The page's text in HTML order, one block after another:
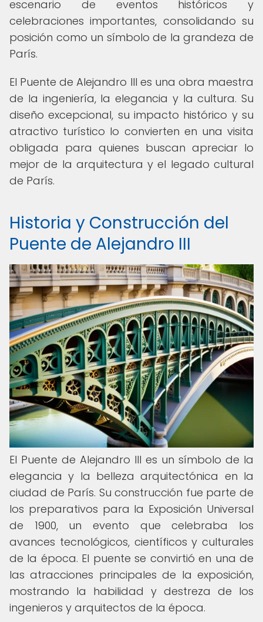
escenario de eventos históricos y
celebraciones importantes, consolidando su
posición como un símbolo de la grandeza de
París.
El Puente de Alejandro III es una obra maestra
de la ingeniería, la elegancia y la cultura. Su
diseño excepcional, su impacto histórico y su
atractivo turístico lo convierten en una visita
obligada para quienes buscan apreciar lo
mejor de la arquitectura y el legado cultural
de París.
Historia y Construcción del
Puente de Alejandro III
El Puente de Alejandro III es un símbolo de la
elegancia y la belleza arquitectónica en la
ciudad de París. Su construcción fue parte de
los preparativos para la Exposición Universal
de 1900, un evento que celebraba los
avances tecnológicos, científicos y culturales
de la época. El puente se convirtió en una de
las atracciones principales de la exposición,
mostrando la habilidad y destreza de los
ingenieros y arquitectos de la época.